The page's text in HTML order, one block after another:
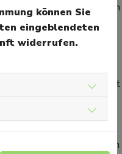
verursachen. Auch
unbedingt geschützt
es in verschiedensten
Hinweise, dass grünes
Spätestens, wenn
kommt, sollte ein Arzt
selbst
kann bei einigen
helfen. Sie sollte jedoch
können Sie
eingeblendeten
widerrufen.